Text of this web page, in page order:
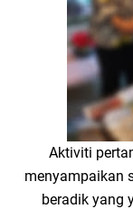
Aktiviti
menyampaikan
beradik yang